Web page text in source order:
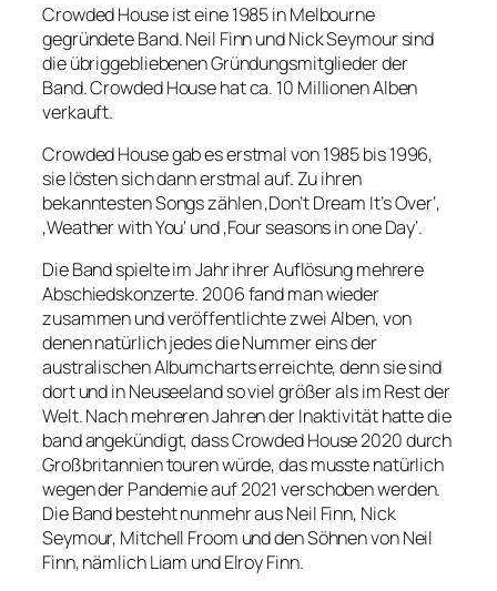
Crowded House ist eine 1985 in Melbourne
gegründete Band. Neil Finn und Nick Seymour sind
die übriggebliebenen Gründungsmitglieder der
Band. Crowded House hat ca. 10 Millionen Alben
verkauft.
Crowded House gab es erstmal von 1985 bis 1996,
sie lösten sich dann erstmal auf. Zu ihren
bekanntesten Songs zählen ‚Don’t Dream It’s Over‘,
‚Weather with You‘ und ‚Four seasons in one Day‘.
Die Band spielte im Jahr ihrer Auflösung mehrere
Abschiedskonzerte. 2006 fand man wieder
zusammen und veröffentlichte zwei Alben, von
denen natürlich jedes die Nummer eins der
australischen Albumcharts erreichte, denn sie sind
dort und in Neuseeland so viel größer als im Rest der
Welt. Nach mehreren Jahren der Inaktivität hatte die
band angekündigt, dass Crowded House 2020 durch
Großbritannien touren würde, das musste natürlich
wegen der Pandemie auf 2021 verschoben werden.
Die Band besteht nunmehr aus Neil Finn, Nick
Seymour, Mitchell Froom und den Söhnen von Neil
Finn, nämlich Liam und Elroy Finn.